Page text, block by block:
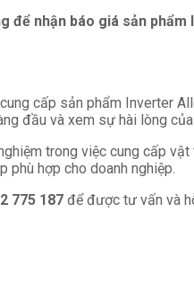
để nhận báo giá sản phẩm
cung cấp sản phẩm Inverter
đầu và xem sự hài lòng
trong việc cung cấp
phù hợp cho doanh nghiệp.
775 187 để được tư vấn và